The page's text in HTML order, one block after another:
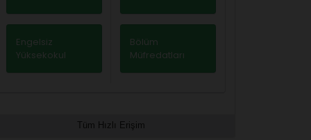
Engelsiz
Yüksekokul
Bölüm
Müfredatları
Tüm Hızlı Erişim